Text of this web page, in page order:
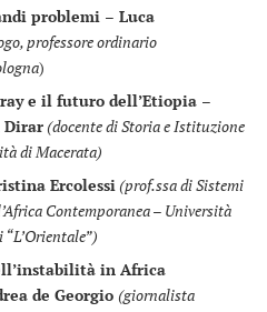
problemi – Luca
professore ordinario
)
e il futuro dell’Etiopia –
Dirar(docente di Storia e Istituzione
di Macerata)
Ercolessi(prof.ssa di Sistemi
Contemporanea – Università
in Africa
de Georgio (giornalista